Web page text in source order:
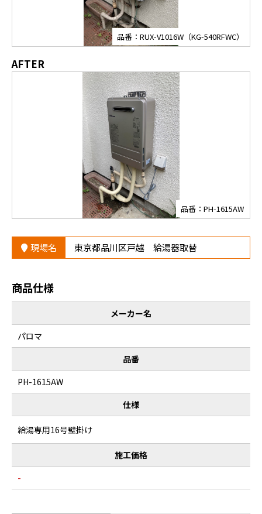
品番：RUX-V1016W（KG-540RFWC）
AFTER
品番：PH-1615AW
現場名 東京都品川区戸越 給湯器取替
商品仕様
メーカー名
パロマ
品番
PH-1615AW
仕様
給湯専用16号壁掛け
施工価格
-